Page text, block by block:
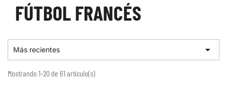
FÚTBOL FRANCÉS
Más recientes 
Mostrando 1-20 de 61 artículo(s)